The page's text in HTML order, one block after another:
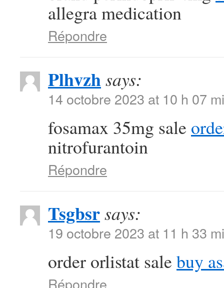
allegra medication
Répondre
Plhvzhsays:
14 octobre 2023 at 10 h 07
fosamax 35mg sale
nitrofurantoin
Répondre
Tsgbsrsays:
19 octobre 2023 at 11 h 33
order orlistat sale buy
Répondre